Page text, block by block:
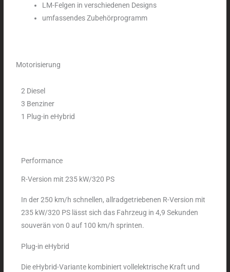
LM-Felgen in verschiedenen Designs
umfassendes Zubehörprogramm
Motorisierung
2 Diesel
3 Benziner
1 Plug-in eHybrid
Performance
R-Version mit 235 kW/320 PS
In der 250 km/h schnellen, allradgetriebenen R-Version mit
235 kW/320 PS lässt sich das Fahrzeug in 4,9 Sekunden
souverän von 0 auf 100 km/h sprinten.
Plug-in eHybrid
Die eHybrid-Variante kombiniert vollelektrische Kraft und